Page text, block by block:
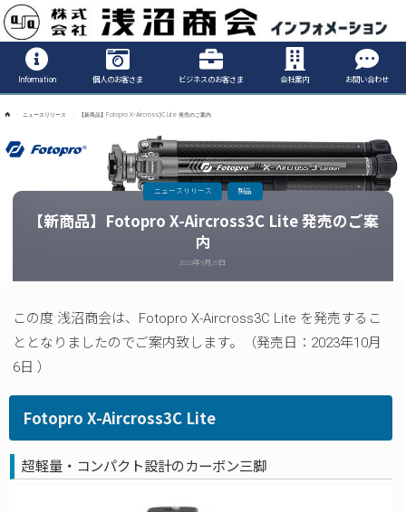
Information
Information 個人のお客さま ビジネスのお客さま 会社案内 お問い合わせ
ニュースリリース 【新商品】Fotopro X-Aircross3C Lite 発売のご案内
【新商品】Fotopro X-Aircross3C Lite 発売のご案
内
2023年9月29日
ニュースリリース 製品
この度 浅沼商会は、Fotopro X-Aircross3C Lite を発売するこ
ととなりましたのでご案内致します。（発売日：2023年10月
6日 ）
Fotopro X-Aircross3C Lite
超軽量・コンパクト設計のカーボン三脚